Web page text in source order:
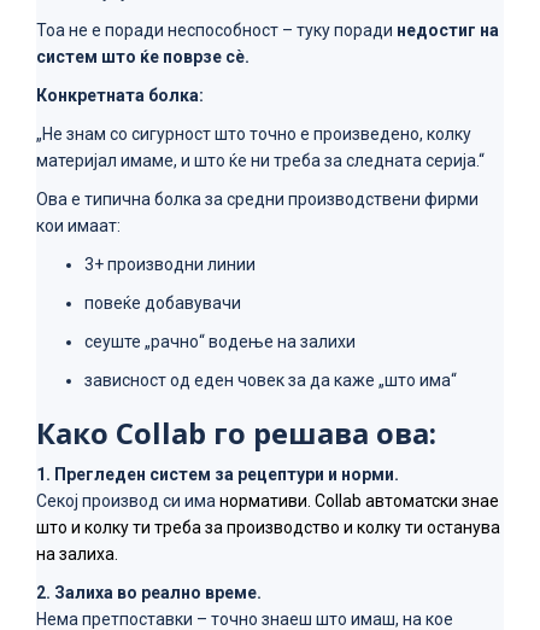
Тоа не е поради неспособност – туку поради недостиг на
систем што ќе поврзе сè.
Конкретната болка:
„Не знам со сигурност што точно е произведено, колку
материјал имаме, и што ќе ни треба за следната серија.“
Ова е типична болка за средни производствени фирми
кои имаат:
3+ производни линии
повеќе добавувачи
сеуште „рачно“ водење на залихи
зависност од еден човек за да каже „што има“
Како Collab го решава ова:
1. Прегледен систем за рецептури и норми.
Секој производ си има нормативи . Collab автоматски знае
што и колкути треба за производство и колку ти останува
на залиха.
2. Залиха во реално време.
Нема претпоставки – точно знаеш што имаш, на кое